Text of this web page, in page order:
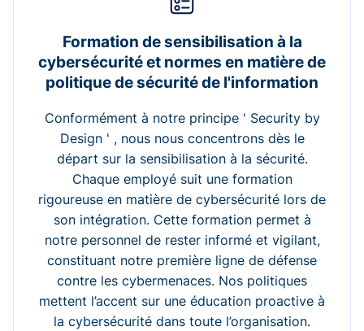
Formation de sensibilisation à la
cybersécurité et normes en matière de
politique de sécurité de l'information
Conformément à notre principe ' Security by
Design ' , nous nous concentrons dès le
départ sur la sensibilisation à la sécurité.
Chaque employé suit une formation
rigoureuse en matière de cybersécurité lors de
son intégration. Cette formation permet à
notre personnel de rester informé et vigilant,
constituant notre première ligne de défense
contre les cybermenaces. Nos politiques
mettent l’accent sur une éducation proactive à
la cybersécurité dans toute l’organisation.